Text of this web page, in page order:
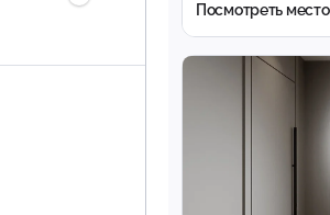
Посмотреть место